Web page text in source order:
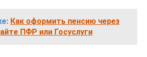
Как оформить пенсию через
ПФР или Госуслуги